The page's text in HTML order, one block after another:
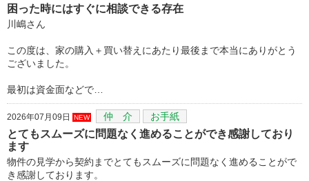
困った時にはすぐに相談できる存在
川嶋さん
この度は、家の購入＋買い替えにあたり最後まで本当にありがとう
ございました。
最初は資金面などで…
2026年07月09日 NEW 仲 介 お手紙
とてもスムーズに問題なく進めることができ感謝しており
ます
物件の見学から契約までとてもスムーズに問題なく進めることがで
き感謝しております。